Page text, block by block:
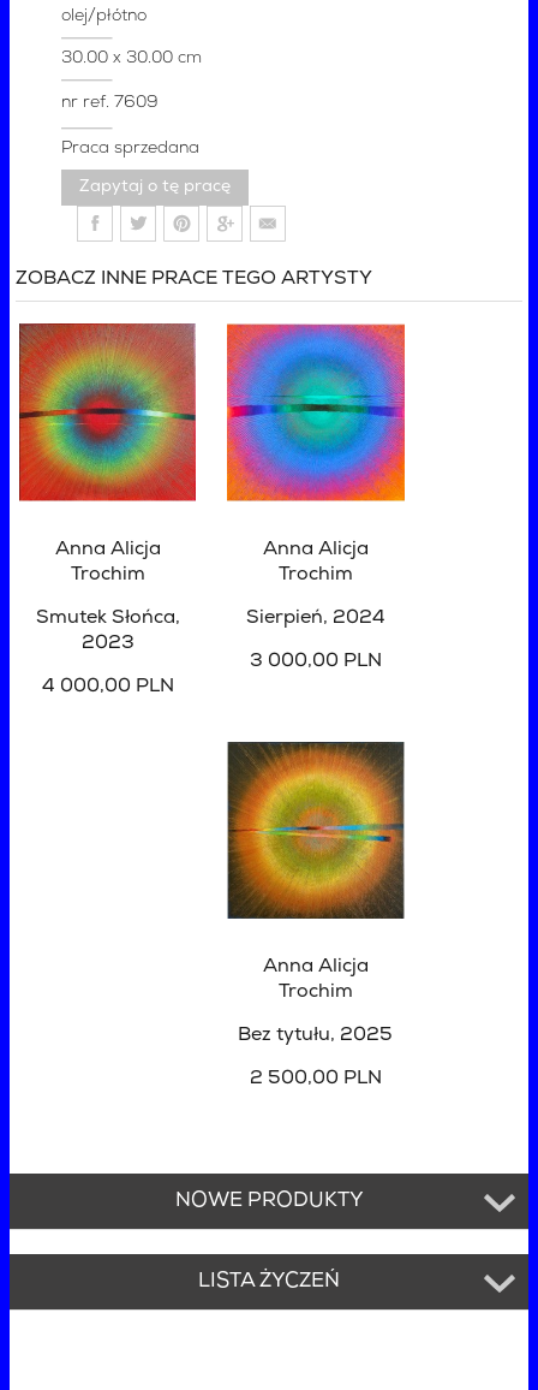
olej/płótno
30.00 x 30.00 cm
nr ref.7609
Praca sprzedana
Zapytaj o tę pracę
ZOBACZ INNE PRACE TEGO ARTYSTY
Anna Alicja
Trochim
Smutek Słońca,
2023
4 000,00 PLN
Anna Alicja
Trochim
Sierpień, 2024
3 000,00 PLN
Anna Alicja
Trochim
Bez tytułu, 2025
2 500,00 PLN
NOWE PRODUKTY
LISTA ŻYCZEŃ